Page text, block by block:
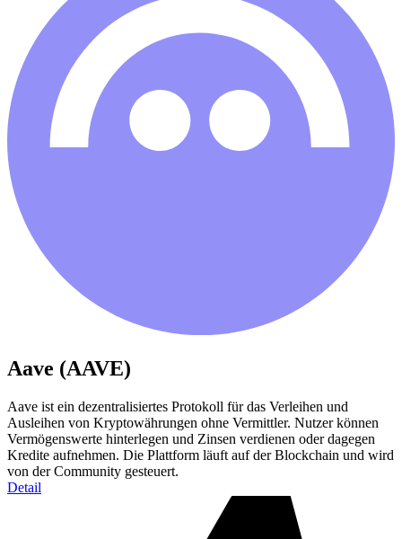
Aave (AAVE)
Aave ist ein dezentralisiertes Protokoll für das Verleihen und
Ausleihen von Kryptowährungen ohne Vermittler. Nutzer können
Vermögenswerte hinterlegen und Zinsen verdienen oder dagegen
Kredite aufnehmen. Die Plattform läuft auf der Blockchain und wird
von der Community gesteuert.
Detail